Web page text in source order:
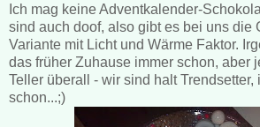
Ich mag keine Adventkalender-
sind auch doof, also gibt es bei uns die
Variante mit Licht und Wärme Faktor.
das früher Zuhause immer schon, aber
Teller überall - wir sind halt Trendsetter,
schon...;)